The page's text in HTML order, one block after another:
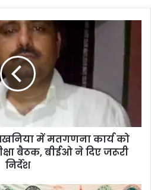
में मतगणना कार्य को
बैठक, बीईओ ने दिए जरूरी
निर्देश